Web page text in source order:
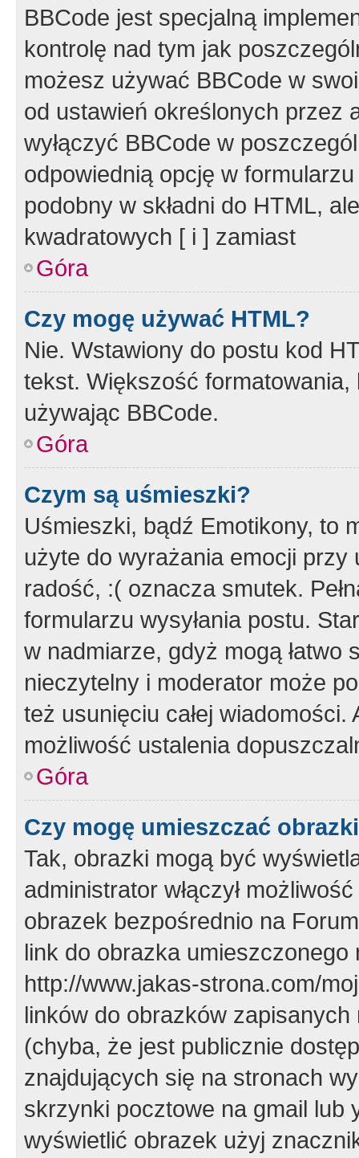
BBCode jest specjalną
kontrolę nad tym jak
możesz używać BBCode w
od ustawień określonych przez
wyłączyć BBCode w
odpowiednią opcję w
podobny w składni do HTML,
kwadratowych [ i ] zamiast
Góra
Czy mogę używać HTML?
Nie. Wstawiony do postu kod
tekst. Większość
używając BBCode.
Góra
Czym są uśmieszki?
Uśmieszki, bądź Emotikony, to
użyte do wyrażania emocji
radość, :( oznacza smutek.
formularzu wysyłania postu.
w nadmiarze, gdyż mogą
nieczytelny i moderator może
też usunięciu całej
możliwość ustalenia
Góra
Czy mogę umieszczać
Tak, obrazki mogą być
administrator włączył
obrazek bezpośrednio na
link do obrazka
http://www.jakas-strona.com/
linków do obrazków
(chyba, że jest publicznie
znajdujących się na stronach
skrzynki pocztowe na gmail lub
wyświetlić obrazek użyj